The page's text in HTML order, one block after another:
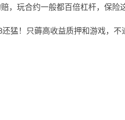
，玩合约一般都百倍杠杆，保险
猛！只薅高收益质押和游戏，不